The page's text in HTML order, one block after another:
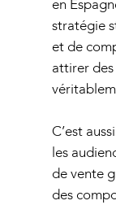
en
stratégie
et de
attirer
C’est
les
de vente
des